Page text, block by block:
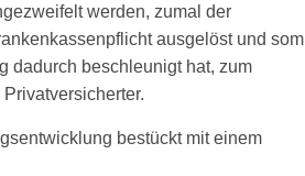
werden, zumal der
ausgelöst und
dadurch beschleunigt hat, zum
bestückt mit einem